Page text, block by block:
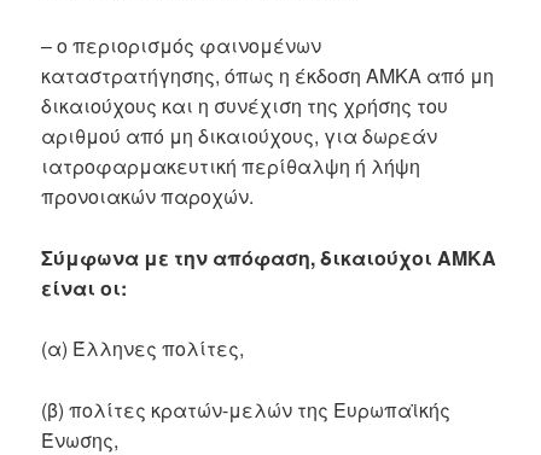
– ο περιορισμός φαινομένων
καταστρατήγησης, όπως η έκδοση ΑΜΚΑ από μη
δικαιούχους και η συνέχιση της χρήσης του
αριθμού από μη δικαιούχους, για δωρεάν
ιατροφαρμακευτική περίθαλψη ή λήψη
προνοιακών παροχών.
Σύμφωνα με την απόφαση, δικαιούχοι ΑΜΚΑ
είναι οι:
(α) Έλληνες πολίτες,
(β) πολίτες κρατών-μελών της Ευρωπαϊκής
Ένωσης,